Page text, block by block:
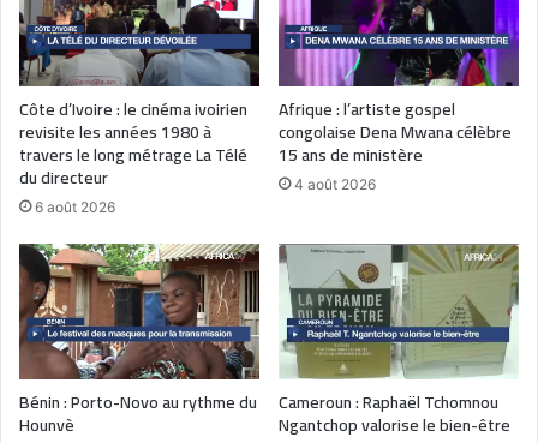
Côte d’Ivoire : le cinéma ivoirien
revisite les années 1980 à
travers le long métrage La Télé
du directeur
6 août 2026
Afrique : l’artiste gospel
congolaise Dena Mwana célèbre
15 ans de ministère
4 août 2026
Bénin : Porto-Novo au rythme du
Hounvè
Cameroun : Raphaël Tchomnou
Ngantchop valorise le bien-être